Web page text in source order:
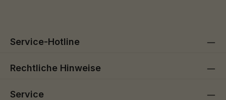
Service-Hotline
Rechtliche Hinweise
Service